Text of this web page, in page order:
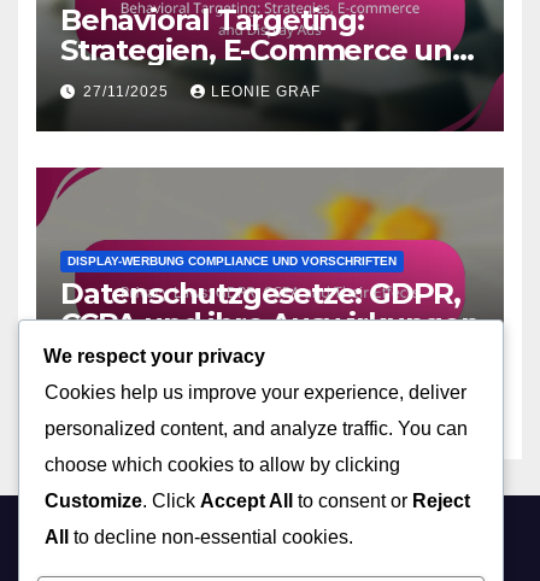
Behavioral Targeting:
Strategien, E-Commerce und
Display-Anzeigen
27/11/2025 LEONIE GRAF
DISPLAY-WERBUNG COMPLIANCE UND VORSCHRIFTEN
Datenschutzgesetze: GDPR,
CCPA und ihre Auswirkungen
27/11/2025 LEONIE GRAF
chilbi-web.ch
We respect your privacy
Cookies help us improve your experience, deliver
personalized content, and analyze traffic. You can
choose which cookies to allow by clicking
Customize. Click Accept All to consent or Reject
All
to decline non-essential cookies.